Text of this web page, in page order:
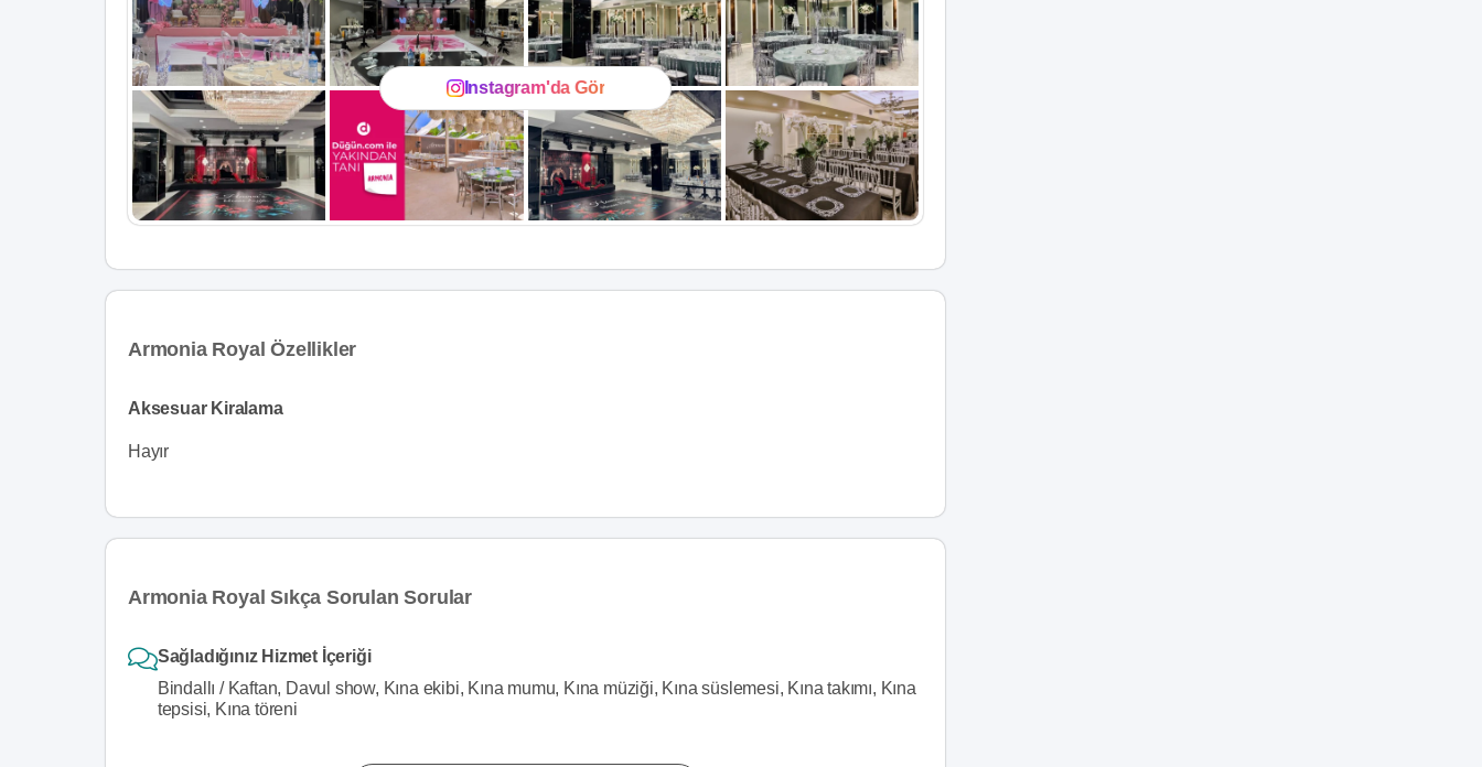
Instagram'da Gör
Armonia Royal Özellikler
Aksesuar Kiralama
Hayır
Armonia Royal Sıkça Sorulan Sorular
Sağladığınız Hizmet İçeriği
Bindallı / Kaftan, Davul show, Kına ekibi, Kına mumu, Kına müziği, Kına süslemesi, Kına takımı, Kına
tepsisi, Kına töreni